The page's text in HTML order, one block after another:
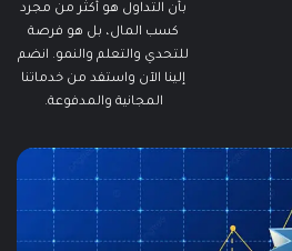
بأن التداول هو أكثر من مجرد
كسب المال، بل هو فرصة
للتحدي والتعلم والنمو. انضم
إلينا الآن واستفد من خدماتنا
المجانية والمدفوعة.